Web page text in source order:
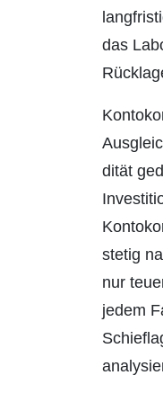
das
dität
stetig
nur
jedem